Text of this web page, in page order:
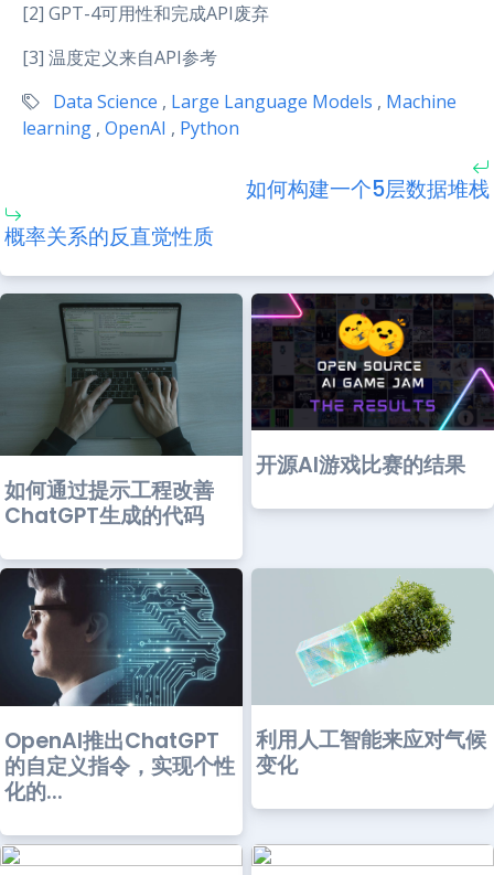
[2] GPT-4可用性和完成API废弃
[3] 温度定义来自API参考
Data Science , Large Language Models , Machine
learning , OpenAI , Python
如何构建一个5层数据堆栈
概率关系的反直觉性质
如何通过提示工程改善
ChatGPT生成的代码
开源AI游戏比赛的结果
OpenAI推出ChatGPT
的自定义指令，实现个性
化的...
利用人工智能来应对气候
变化